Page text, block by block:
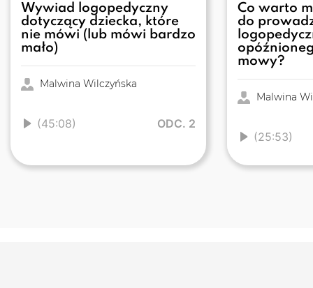
Wywiad logopedyczny
dotyczący dziecka, które
nie mówi (lub mówi bardzo
mało)
Malwina Wilczyńska
(45:08) ODC. 2
Co warto
do
mowy?
Malwina
(25:53)